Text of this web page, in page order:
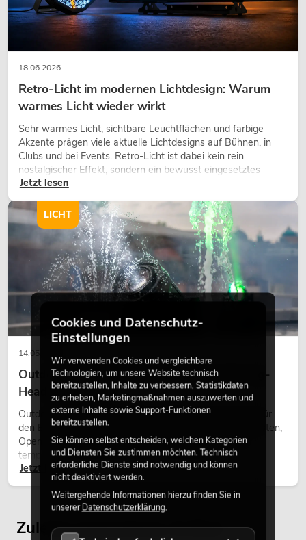
OMNITRONIC BD-1350 Plattenspieler
€
18.06.2026
Retro-Licht im modernen Lichtdesign: Warum
warmes Licht wieder wirkt
Sehr warmes Licht, sichtbare Leuchtflächen und farbige
Akzente prägen viele aktuelle Lichtdesigns auf Bühnen, in
Clubs und bei Events. Retro-Licht ist dabei kein rein
nostalgischer Effekt, sondern ein bewusst eingesetztes
Gestaltungsmittel: Es schafft Atmosphäre, gibt Szenen
wirken lassen.
Jetzt lesen
14.05.2026
Outdoor Moving-Heads: Wetterfeste Moving-
Heads bei Events
Outdoor Moving-Heads sind bewegliche Scheinwerfer für
den Einsatz im Freien. Sie werden bei Festivals, Stadtfesten,
Open-Air-Konzerten, Architekturinszenierungen und
temporären Außeninstallationen eingesetzt.
Jetzt lesen
LICHT
Zuletzt angesehene Artikel
Cookies und Datenschutz-
Einstellungen
Wir verwenden Cookies und vergleichbare
Technologien, um unsere Website technisch
bereitzustellen, Inhalte zu verbessern, Statistikdaten
zu erheben, Marketingmaßnahmen auszuwerten und
externe Inhalte sowie Support-Funktionen
bereitzustellen.
Sie können selbst entscheiden, welchen Kategorien
und Diensten Sie zustimmen möchten. Technisch
erforderliche Dienste sind notwendig und können
nicht deaktiviert werden.
Weitergehende Informationen hierzu finden Sie in
unsererDatenschutzerklärung.